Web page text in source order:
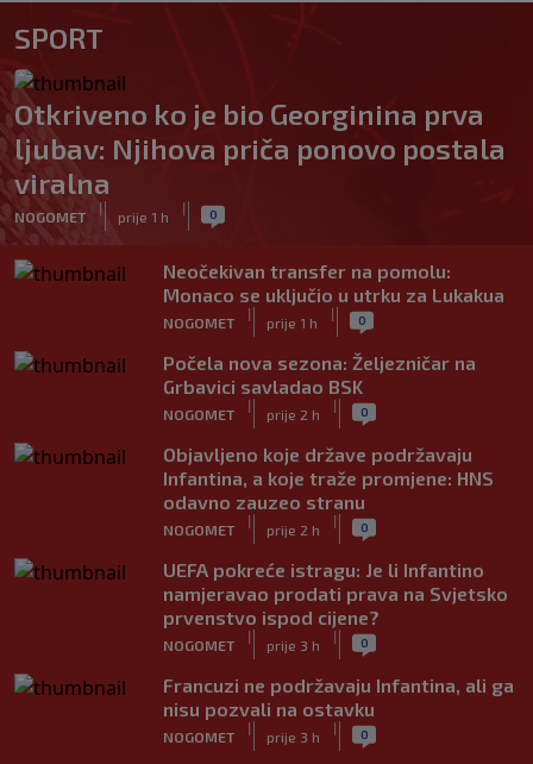
SPORT
Otkriveno ko je bio Georginina prva
ljubav: Njihova priča ponovo postala
viralna
NOGOMET
|
prije 1 h
| 0
Neočekivan transfer na pomolu:
Monaco se uključio u utrku za Lukakua
NOGOMET
|
prije 1 h
| 0
Počela nova sezona: Željezničar na
Grbavici savladao BSK
NOGOMET
|
prije 2 h
| 0
Objavljeno koje države podržavaju
Infantina, a koje traže promjene: HNS
odavno zauzeo stranu
NOGOMET
|
prije 2 h
| 0
UEFA pokreće istragu: Je li Infantino
namjeravao prodati prava na Svjetsko
prvenstvo ispod cijene?
NOGOMET
|
prije 3 h
| 0
Francuzi ne podržavaju Infantina, ali ga
nisu pozvali na ostavku
NOGOMET
|
prije 3 h
| 0